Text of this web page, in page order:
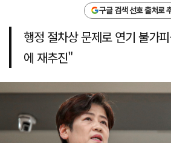
구글 검색 선호 출처로
행정 절차상 문제로 연기 불가
에 재추진"